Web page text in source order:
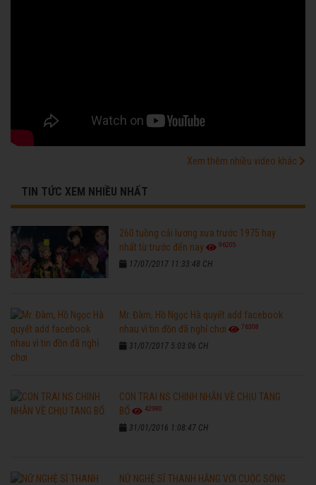
Xem thêm nhiều video khác
TIN TỨC XEM NHIỀU NHẤT
260 tuồng cải lương xưa trước 1975 hay
nhất từ trước đến nay
96205
17/07/2017 11:33:48 CH
Mr. Đàm, Hồ Ngọc Hà quyết add facebook
nhau vì tin đồn đã nghỉ chơi
76308
31/07/2017 5:03:06 CH
CON TRAI NS CHINH NHẪN VỀ CHỊU TANG
BỐ
42980
31/01/2016 1:08:47 CH
NỮ NGHỆ SĨ THANH HẰNG VỚI CUỘC SỐNG